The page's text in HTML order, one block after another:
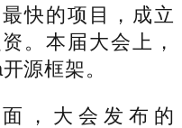
快的项目，成立
。本届大会上，
源框架。
大会发布的